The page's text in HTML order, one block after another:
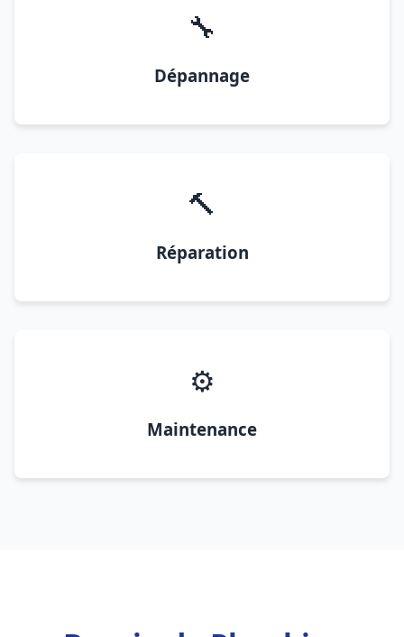
🔧
Dépannage
🔨
Réparation
⚙️
Maintenance